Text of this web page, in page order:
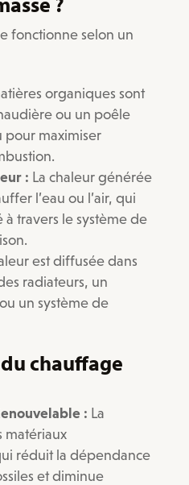
fonctionne selon un
organiques sont
ou un poêle
pour maximiser
: La chaleur générée
l’eau ou l’air, qui
travers le système de
est diffusée dans
radiateurs, un
un système de
chauffage
: La
matériaux
réduit la dépendance
et diminue